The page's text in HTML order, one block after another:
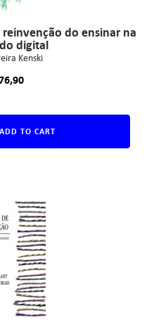
do ensinar na
digital
Kenski
ADD TO CART